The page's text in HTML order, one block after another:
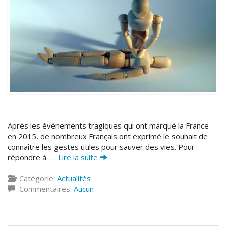
Après les événements tragiques qui ont marqué la France
en 2015, de nombreux Français ont exprimé le souhait de
connaître les gestes utiles pour sauver des vies. Pour
répondre à … Lire la suite
Catégorie: Actualités
Commentaires: Aucun